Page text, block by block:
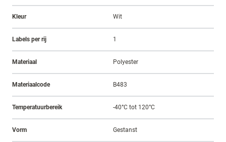
Kleur Wit
Labels per rij 1
Materiaal Polyester
Materiaalcode B483
Temperatuurbereik -40°C tot 120°C
Vorm Gestanst